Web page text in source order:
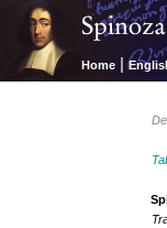
Home |